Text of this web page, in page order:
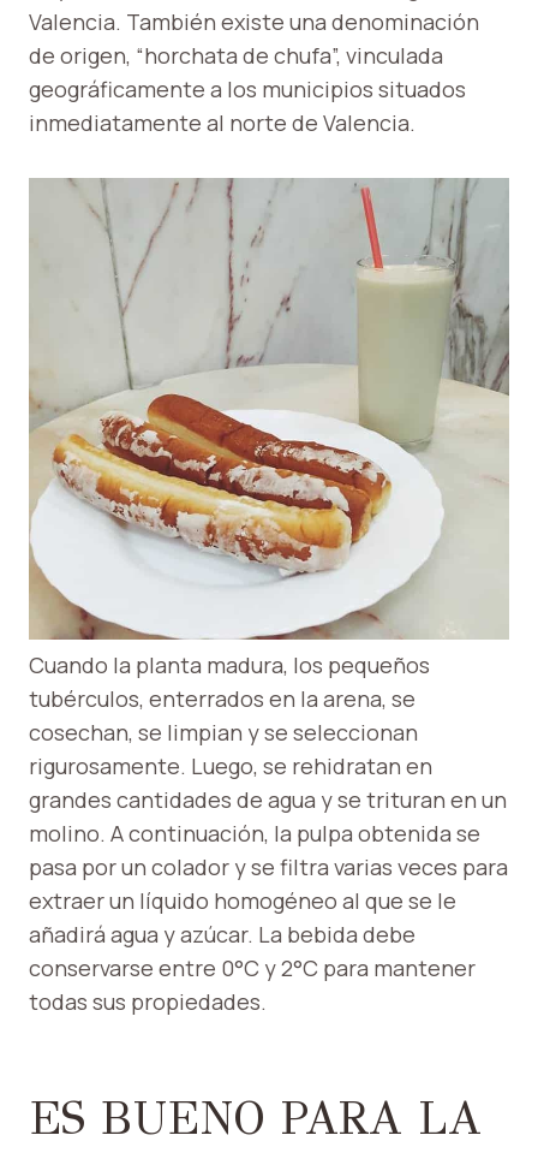
Valencia. También existe una denominación
de origen, “horchata de chufa”, vinculada
geográficamente a los municipios situados
inmediatamente al norte de Valencia.
Cuando la planta madura, los pequeños
tubérculos, enterrados en la arena, se
cosechan, se limpian y se seleccionan
rigurosamente. Luego, se rehidratan en
grandes cantidades de agua y se trituran en un
molino. A continuación, la pulpa obtenida se
pasa por un colador y se filtra varias veces para
extraer un líquido homogéneo al que se le
añadirá agua y azúcar. La bebida debe
conservarse entre 0°C y 2°C para mantener
todas sus propiedades.
ES BUENO PARA LA